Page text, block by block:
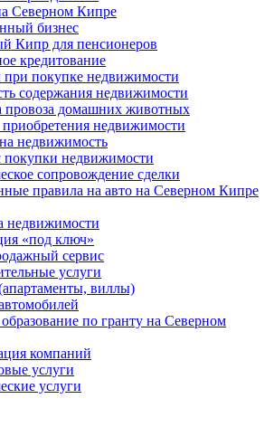
Северном Кипре
бизнес
Кипр для пенсионеров
кредитование
покупке недвижимости
содержания недвижимости
провоза домашних животных
недвижимости
недвижимость
покупки недвижимости
сопровождение сделки
правила на авто на Северном Кипре
недвижимости
«под ключ»
сервис
услуги
виллы)
по гранту на Северном
компаний
услуги
услуги